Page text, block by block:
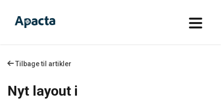
Tilbage til artikler
Nyt layout i